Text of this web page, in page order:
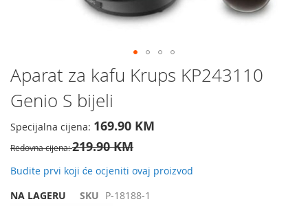
Preskočite
na
početak
galerije
slika
Aparat za kafu Krups KP243110
Genio S bijeli
Specijalna cijena 169.90 KM
Redovna cijena 219.90 KM
Budite prvi koji će ocjeniti ovaj proizvod
NA LAGERU
SKU P-18188-1